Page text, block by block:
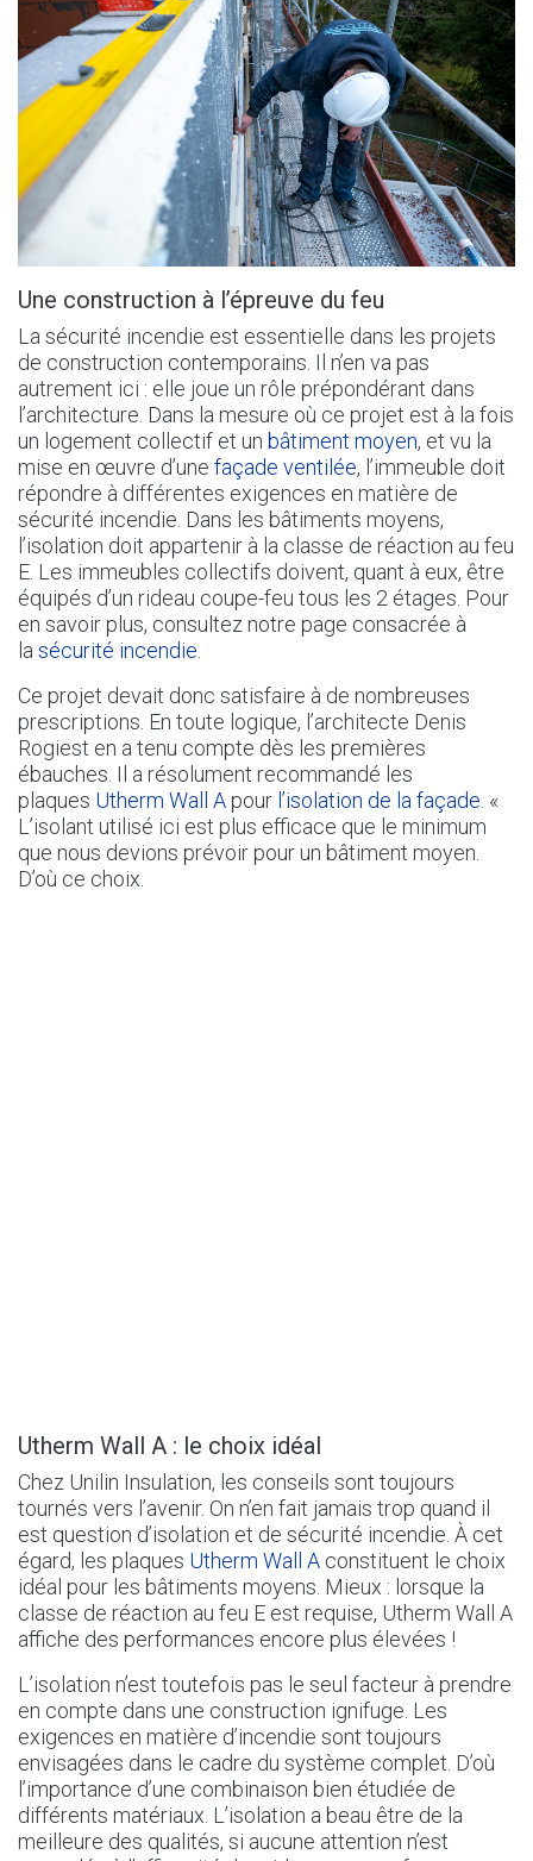
Une construction à l’épreuve du feu
La sécurité incendie est essentielle dans les projets
de construction contemporains. Il n’en va pas
autrement ici : elle joue un rôle prépondérant dans
l’architecture. Dans la mesure où ce projet est à la fois
un logement collectif et un bâtiment moyen, et vu la
mise en œuvre d’une façade ventilée, l’immeuble doit
répondre à différentes exigences en matière de
sécurité incendie. Dans les bâtiments moyens,
l’isolation doit appartenir à la classe de réaction au feu
E. Les immeubles collectifs doivent, quant à eux, être
équipés d’un rideau coupe-feu tous les 2 étages. Pour
en savoir plus, consultez notre page consacrée à
la sécurité incendie.
Ce projet devait donc satisfaire à de nombreuses
prescriptions. En toute logique, l’architecte Denis
Rogiest en a tenu compte dès les premières
ébauches. Il a résolument recommandé les
plaques Utherm Wall A pour l’isolation de la façade. «
L’isolant utilisé ici est plus efficace que le minimum
que nous devions prévoir pour un bâtiment moyen.
D’où ce choix.
Utherm Wall A : le choix idéal
Chez Unilin Insulation, les conseils sont toujours
tournés vers l’avenir. On n’en fait jamais trop quand il
est question d’isolation et de sécurité incendie. À cet
égard, les plaques Utherm Wall A constituent le choix
idéal pour les bâtiments moyens. Mieux : lorsque la
classe de réaction au feu E est requise, Utherm Wall A
affiche des performances encore plus élevées !
L’isolation n’est toutefois pas le seul facteur à prendre
en compte dans une construction ignifuge. Les
exigences en matière d’incendie sont toujours
envisagées dans le cadre du système complet. D’où
l’importance d’une combinaison bien étudiée de
différents matériaux. L’isolation a beau être de la
meilleure des qualités, si aucune attention n’est